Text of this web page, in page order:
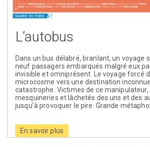
L’autobus
Dans un bus délabré, branlant, un voyage
neuf passagers embarqués malgré eux
invisible et omniprésent. Le voyage forcé
microcosme vers une destination
catastrophe. Victimes de ce manipulateur,
mesquineries et lâchetés des uns et des
jusqu’à provoquer le pire. Grande
En savoir plus